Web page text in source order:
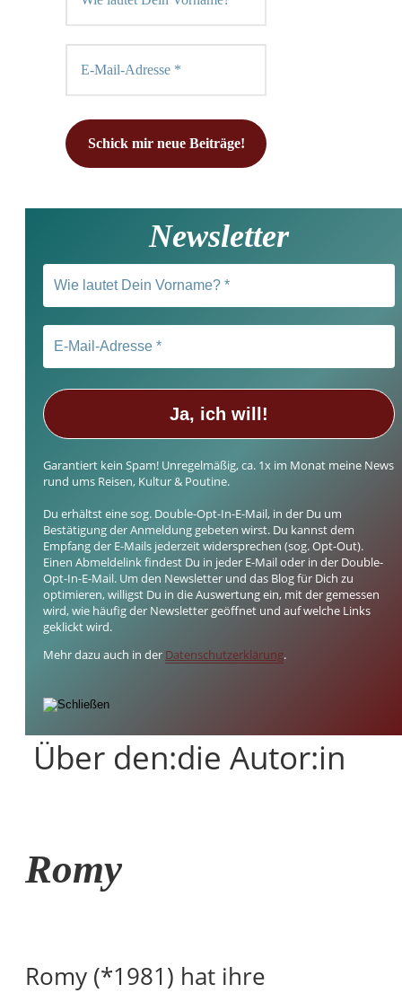
Newsletter
Garantiert kein Spam! Unregelmäßig, ca. 1x im Monat meine News
rund ums Reisen, Kultur & Poutine.
Du erhältst eine sog. Double-Opt-In-E-Mail, in der Du um
Bestätigung der Anmeldung gebeten wirst. Du kannst dem
Empfang der E-Mails jederzeit widersprechen (sog. Opt-Out).
Einen Abmeldelink findest Du in jeder E-Mail oder in der Double-
Opt-In-E-Mail. Um den Newsletter und das Blog für Dich zu
optimieren, willigst Du in die Auswertung ein, mit der gemessen
wird, wie häufig der Newsletter geöffnet und auf welche Links
geklickt wird.
Mehr dazu auch in der Datenschutzerklärung.
Über den:die Autor:in
Romy
Romy (*1981) hat ihre